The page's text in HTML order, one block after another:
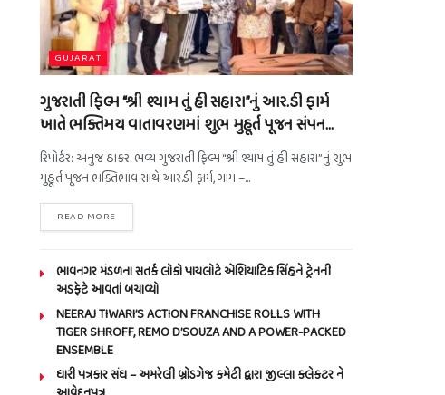
GUJARAT
ગુજરાતી ફિલ્મ “શ્રી શ્યામ તું હી સહારા”નું આર.ડી ફાર્મ
ખાતે ભક્તિમય વાતાવરણમાં શુભ મુહૂર્ત પૂજન સંપન…
રિપોર્ટર: અનુજ ઠાકર. ભવ્ય ગુજરાતી ફિલ્મ “શ્રી શ્યામ તું હી સહારા”નું શુભ
મુહૂર્ત પૂજન ભક્તિભાવ સાથે આર.ડી ફાર્મ, ગામ –...
READ MORE
ભાવનગર મંડળના સતર્ક લોકો પાયલોટે એશિયાટિક સિંહને ટ્રેનની
અડફેટે આવતાં બચાવ્યો
NEERAJ TIWARI’S ACTION FRANCHISE ROLLS WITH
TIGER SHROFF, REMO D’SOUZA AND A POWER-PACKED
ENSEMBLE
ધારી પત્રકાર સંઘ – અમરેલી બ્રોડગેજ કમેટી દ્વારા જીલ્લા કલેકટર ને